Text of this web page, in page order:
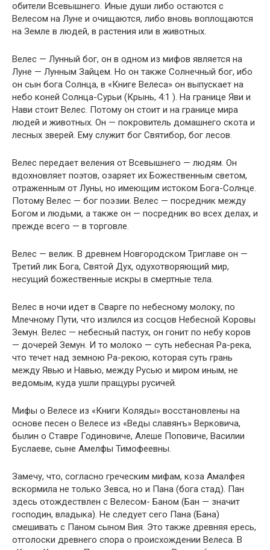
обители Всевышнего. Иные души либо остаются с
Велесом на Луне и очищаются, либо вновь воплощаются
на Земле в людей, в растения или в животных.
Велес — Лунный бог, он в одном из мифов является на
Луне — Лунным Зайцем. Но он также Солнечный бог, ибо
он сын бога Солнца, в «Книге Велеса» он выпускает на
небо коней Солнца-Сурьи (Крынь, 4:1 ). На границе Яви и
Нави стоит Велес. Потому он стоит и на границе мира
людей и животных. Он — покровитель домашнего скота и
лесных зверей. Ему служит бог Святибор, бог лесов.
Велес передает веления от Всевышнего — людям. Он
вдохновляет поэтов, озаряет их Божественным светом,
отраженным от Луны, но имеющим истоком Бога-Солнце.
Потому Велес — бог поэзии. Велес — посредник между
Богом и людьми, а также он — посредник во всех делах, и
прежде всего — в торговле.
Велес — велик. В древнем Новгородском Триглаве он —
Третий лик Бога, Святой Дух, одухотворяющий мир,
несущий божественные искры в смертные тела.
Велес в ночи идет в Сварге по небесному молоку, по
Млечному Пути, что излился из сосцов Небесной Коровы
Земун. Велес — небесный пастух, он гонит по небу коров
— дочерей Земун. И то молоко — суть небесная Ра-река,
что течет над земною Ра-рекою, которая суть грань
между Явью и Навью, между Русью и миром иным, не
ведомым, куда ушли пращуры русичей.
Мифы о Велесе из «Книги Коляды» восстановлены на
основе песен о Велесе из «Веды славянъ» Верковича,
былин о Ставре Годиновиче, Алеше Поповиче, Василии
Буслаеве, сыне Амелфы Тимофеевны.
Замечу, что, согласно греческим мифам, коза Амалфея
вскормила не только Зевса, но и Пана (бога стад). Пан
здесь отождествлен с Велесом- Баном (Бан — значит
господин, владыка). Не следует сего Пана (Бана)
смешивать с Паном сыном Вия. Это также древняя ересь,
отголоски древнего спора о происхождении Велеса. В